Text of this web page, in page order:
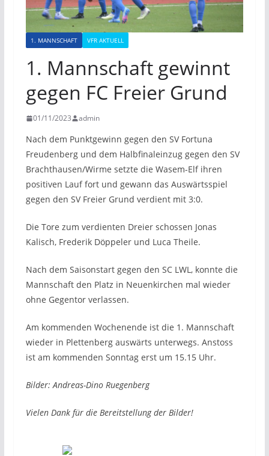
1. MANNSCHAFT VFR AKTUELL
1. Mannschaft gewinnt
gegen FC Freier Grund
01/11/2023 admin
Nach dem Punktgewinn gegen den SV Fortuna
Freudenberg und dem Halbfinaleinzug gegen den SV
Brachthausen/Wirme setzte die Wasem-Elf ihren
positiven Lauf fort und gewann das Auswärtsspiel
gegen den SV Freier Grund verdient mit 3:0.
Die Tore zum verdienten Dreier schossen Jonas
Kalisch, Frederik Döppeler und Luca Theile.
Nach dem Saisonstart gegen den SC LWL, konnte die
Mannschaft den Platz in Neuenkirchen mal wieder
ohne Gegentor verlassen.
Am kommenden Wochenende ist die 1. Mannschaft
wieder in Plettenberg auswärts unterwegs. Anstoss
ist am kommenden Sonntag erst um 15.15 Uhr.
Bilder: Andreas-Dino Ruegenberg
Vielen Dank für die Bereitstellung der Bilder!